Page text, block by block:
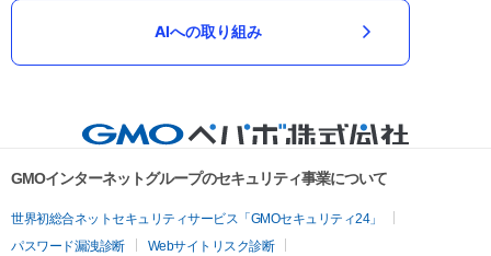
AIへの取り組み
GMOインターネットグループのセキュリティ事業について
世界初総合ネットセキュリティサービス「GMOセキュリティ24」
パスワード漏洩診断
Webサイトリスク診断